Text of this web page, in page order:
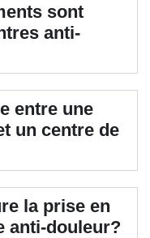
sont
anti-
entre une
un centre de
la prise en
anti-douleur?